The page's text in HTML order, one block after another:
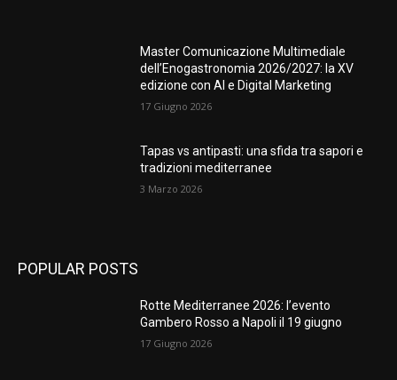
Master Comunicazione Multimediale
dell’Enogastronomia 2026/2027: la XV
edizione con AI e Digital Marketing
17 Giugno 2026
Tapas vs antipasti: una sfida tra sapori e
tradizioni mediterranee
3 Marzo 2026
POPULAR POSTS
Rotte Mediterranee 2026: l’evento
Gambero Rosso a Napoli il 19 giugno
17 Giugno 2026